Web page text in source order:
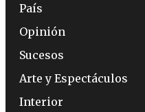
País
Opinión
Sucesos
Arte y Espectáculos
Interior